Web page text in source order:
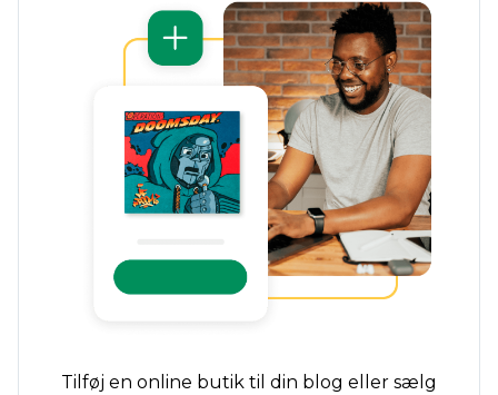
Tilføj en online butik til din blog eller sælg